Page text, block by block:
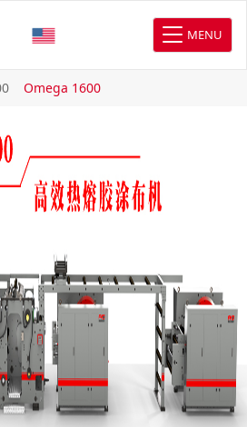
MENU
Omega 1600